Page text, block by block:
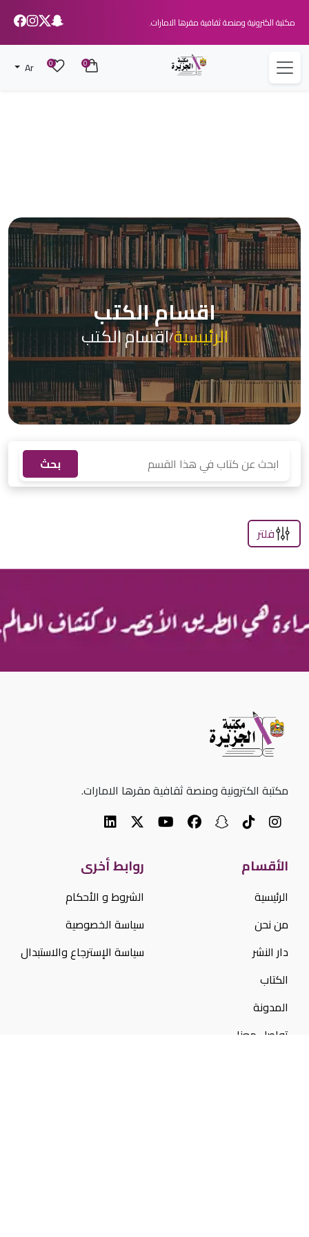
مكتبة الكترونية ومنصة ثقافية مقرها الامارات.
0
0
Ar
اقسام الكتب
الرئيسية/اقسام الكتب
بحث
فلتر
مكتبة الكترونية ومنصة ثقافية مقرها الامارات.
الأقسام
الرئيسية
من نحن
دار النشر
الكتاب
المدونة
تواصل معنا
روابط أخرى
الشروط و الأحكام
سياسة الخصوصية
سياسة الإسترجاع والاستبدال